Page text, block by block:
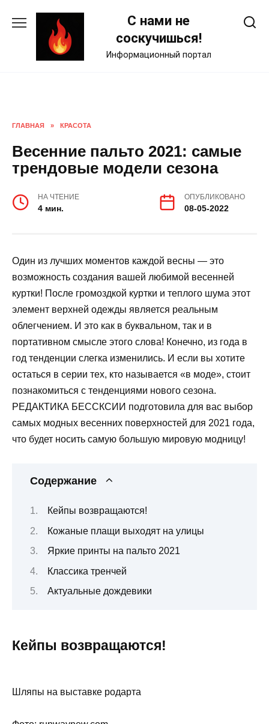
С нами не
соскучишься!
Информационный портал
ГЛАВНАЯ » КРАСОТА
Весенние пальто 2021: самые
трендовые модели сезона
НА ЧТЕНИЕ
4 мин.
ОПУБЛИКОВАНО
08-05-2022
Один из лучших моментов каждой весны — это
возможность создания вашей любимой весенней
куртки! После громоздкой куртки и теплого шума этот
элемент верхней одежды является реальным
облегчением. И это как в буквальном, так и в
портативном смысле этого слова! Конечно, из года в
год тенденции слегка изменились. И если вы хотите
остаться в серии тех, кто называется «в моде», стоит
познакомиться с тенденциями нового сезона.
РЕДАКТИКА БЕССКСИИ подготовила для вас выбор
самых модных весенних поверхностей для 2021 года,
что будет носить самую большую мировую модницу!
Содержание
Кейпы возвращаются!
Кожаные плащи выходят на улицы
Яркие принты на пальто 2021
Классика тренчей
Актуальные дождевики
Кейпы возвращаются!
Шляпы на выставке родарта